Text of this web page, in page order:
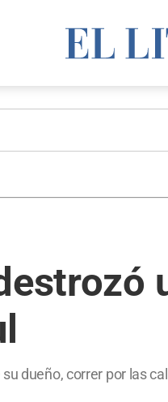
dueño, correr por las